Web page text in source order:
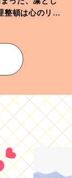
整頓は心のリズ